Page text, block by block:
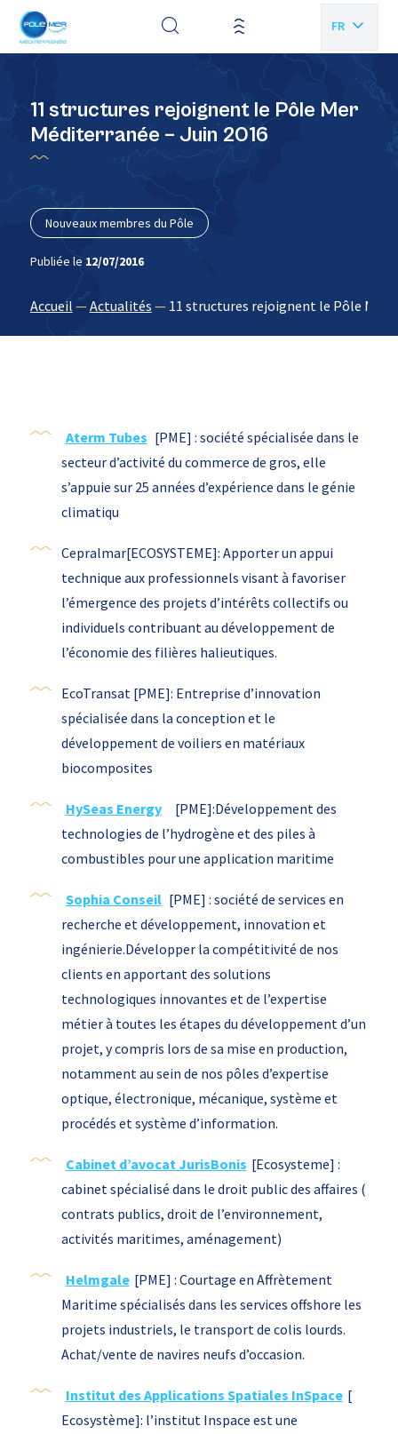
FR
11 structures rejoignent le Pôle Mer
Méditerranée – Juin 2016
Nouveaux membres du Pôle
Publiée le 12/07/2016
Accueil —Actualités — 11 structures rejoignent le Pôle Mer
Aterm Tubes [PME] : société spécialisée dans le
secteur d’activité du commerce de gros, elle
s’appuie sur 25 années d’expérience dans le génie
climatiqu
Cepralmar[ECOSYSTEME]: Apporter un appui
technique aux professionnels visant à favoriser
l’émergence des projets d’intérêts collectifs ou
individuels contribuant au développement de
l’économie des filières halieutiques.
EcoTransat [PME]: Entreprise d’innovation
spécialisée dans la conception et le
développement de voiliers en matériaux
biocomposites
HySeas Energy
[PME]:Développement des
technologies de l’hydrogène et des piles à
combustibles pour une application maritime
Sophia Conseil [PME] : société de services en
recherche et développement, innovation et
ingénierie.Développer la compétitivité de nos
clients en apportant des solutions
technologiques innovantes et de l’expertise
métier à toutes les étapes du développement d’un
projet, y compris lors de sa mise en production,
notamment au sein de nos pôles d’expertise
optique, électronique, mécanique, système et
procédés et système d’information.
Cabinet d’avocat JurisBonis [Ecosysteme] :
cabinet spécialisé dans le droit public des affaires (
contrats publics, droit de l’environnement,
activités maritimes, aménagement)
Helmgale [PME] : Courtage en Affrètement
Maritime spécialisés dans les services offshore les
projets industriels, le transport de colis lourds.
Achat/vente de navires neufs d’occasion.
Institut des Applications Spatiales InSpace [
Ecosystème]: l’institut Inspace est une
Panneau de gestion des cookies